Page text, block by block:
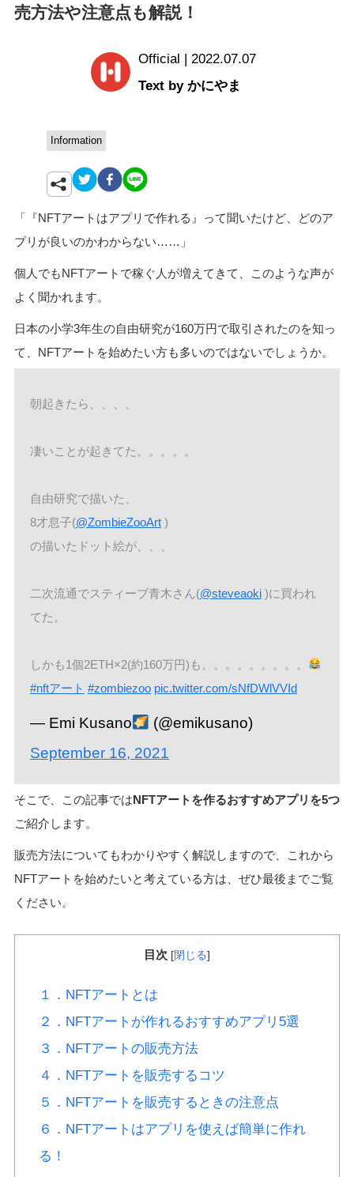
売方法や注意点も解説！
Official | 2022.07.07
Text by かにやま
Information
「『NFTアートはアプリで作れる』って聞いたけど、どのア
プリが良いのかわからない……」
個人でもNFTアートで稼ぐ人が増えてきて、このような声が
よく聞かれます。
日本の小学3年生の自由研究が160万円で取引されたのを知っ
て、NFTアートを始めたい方も多いのではないでしょうか。
朝起きたら、、、、
凄いことが起きてた。。。。。
自由研究で描いた、
8才息子(@ZombieZooArt)
の描いたドット絵が、、、
二次流通でスティーブ青木さん(@steveaoki)に買われ
てた。
しかも1個2ETH×2(約160万円)も。。。。。。。。。
#nftアート #zombiezoo pic.twitter.com/sNfDWlVVId
— Emi Kusano
(@emikusano)
September 16, 2021
そこで、この記事ではNFTアートを作るおすすめアプリを5つ
ご紹介します。
販売方法についてもわかりやすく解説しますので、これから
NFTアートを始めたいと考えている方は、ぜひ最後までご覧
ください。
目次 [閉じる]
１．NFTアートとは
２．NFTアートが作れるおすすめアプリ5選
３．NFTアートの販売方法
４．NFTアートを販売するコツ
５．NFTアートを販売するときの注意点
６．NFTアートはアプリを使えば簡単に作れ
る！